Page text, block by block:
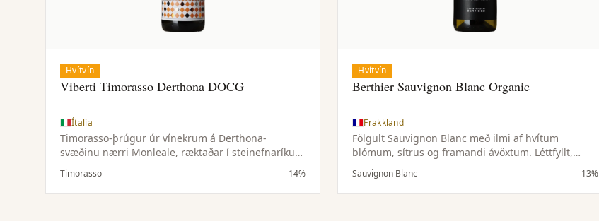
Hvítvín
Viberti Timorasso Derthona DOCG
Ítalía
Timorasso-þrúgur úr vínekrum á Derthona-
svæðinu nærri Monleale, ræktaðar í steinefnaríkum
jarðvegi og hæðóttu örloftslagi. Lítil uppskera gefur
þéttan og vandaðan ávöxt.
Timorasso 14%
Hvítvín
Berthier Sauvignon Blanc Organic
Frakkland
Fölgult Sauvignon Blanc með ilmi af hvítum
blómum, sítrus og framandi ávöxtum. Léttfyllt,
þurrt og hressandi.
Sauvignon Blanc 13%